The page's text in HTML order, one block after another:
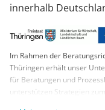
innerhalb
Im Rahmen der
Thüringen erhält unser
für Beratungen und
unterstützen Strategien zum